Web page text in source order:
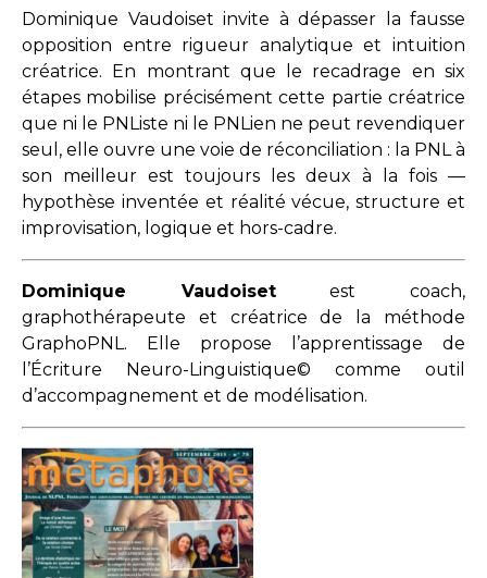
Dominique Vaudoiset invite à dépasser la fausse
opposition entre rigueur analytique et intuition
créatrice. En montrant que le recadrage en six
étapes mobilise précisément cette partie créatrice
que ni le PNListe ni le PNLien ne peut revendiquer
seul, elle ouvre une voie de réconciliation : la PNL à
son meilleur est toujours les deux à la fois —
hypothèse inventée et réalité vécue, structure et
improvisation, logique et hors-cadre.
Dominique Vaudoisetest coach,
graphothérapeute et créatrice de la méthode
GraphoPNL. Elle propose l’apprentissage de
l’Écriture Neuro-Linguistique© comme outil
d’accompagnement et de modélisation.